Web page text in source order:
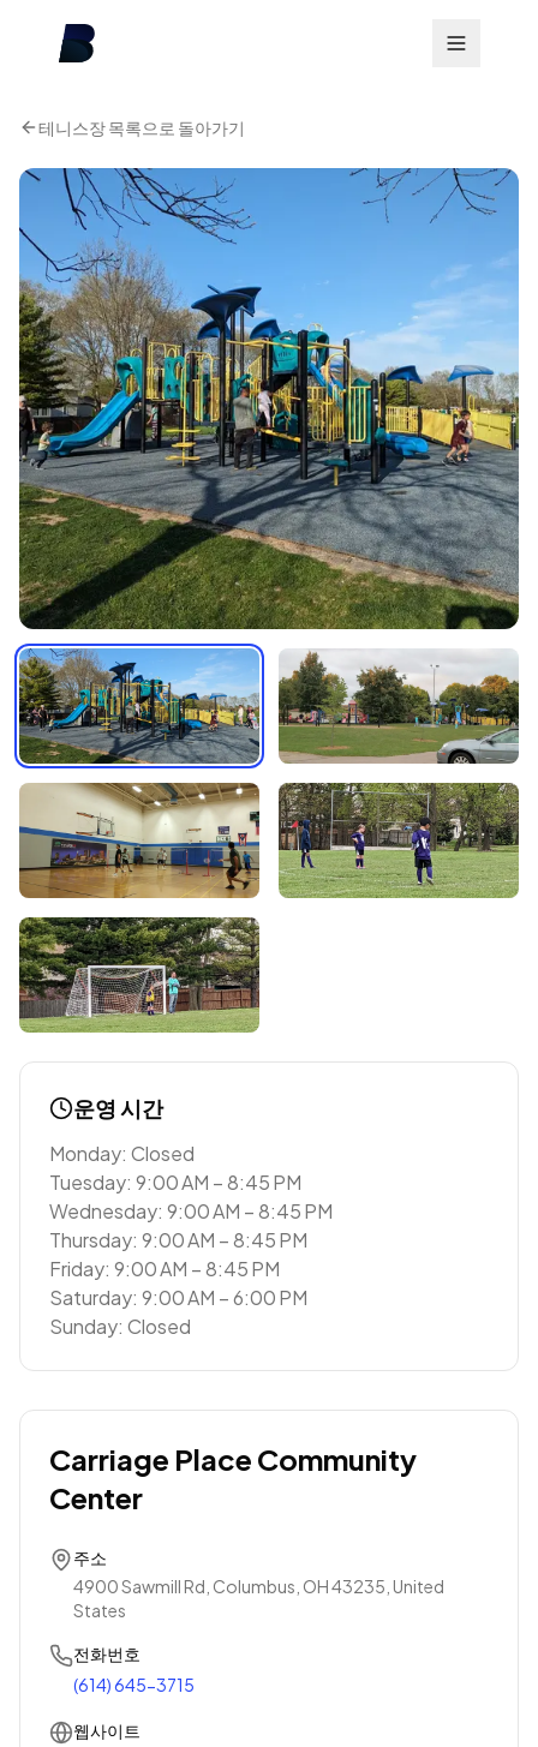
테니스장 목록으로 돌아가기
운영 시간
Monday: Closed
Tuesday: 9:00 AM – 8:45 PM
Wednesday: 9:00 AM – 8:45 PM
Thursday: 9:00 AM – 8:45 PM
Friday: 9:00 AM – 8:45 PM
Saturday: 9:00 AM – 6:00 PM
Sunday: Closed
Carriage Place Community
Center
주소
4900 Sawmill Rd, Columbus, OH 43235, United
States
전화번호
(614) 645-3715
웹사이트